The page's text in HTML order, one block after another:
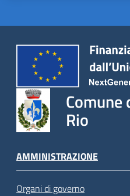
Comune
Rio
AMMINISTRAZIONE
Organi di governo